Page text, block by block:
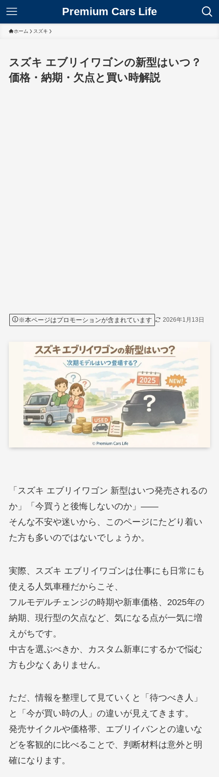
Premium Cars Life
ホーム スズキ
スズキ エブリイワゴンの新型はいつ？
価格・納期・欠点と買い時解説
※本ページはプロモーションが含まれています 2026年1月13日
「スズキ エブリイワゴン 新型はいつ発売されるの
か」「今買うと後悔しないのか」――
そんな不安や迷いから、このページにたどり着い
た方も多いのではないでしょうか。
実際、スズキ エブリイワゴンは仕事にも日常にも
使える人気車種だからこそ、
フルモデルチェンジの時期や新車価格、2025年の
納期、現行型の欠点など、気になる点が一気に増
えがちです。
中古を選ぶべきか、カスタム新車にするかで悩む
方も少なくありません。
ただ、情報を整理して見ていくと「待つべき人」
と「今が買い時の人」の違いが見えてきます。
発売サイクルや価格帯、エブリイバンとの違いな
どを客観的に比べることで、判断材料は意外と明
確になります。